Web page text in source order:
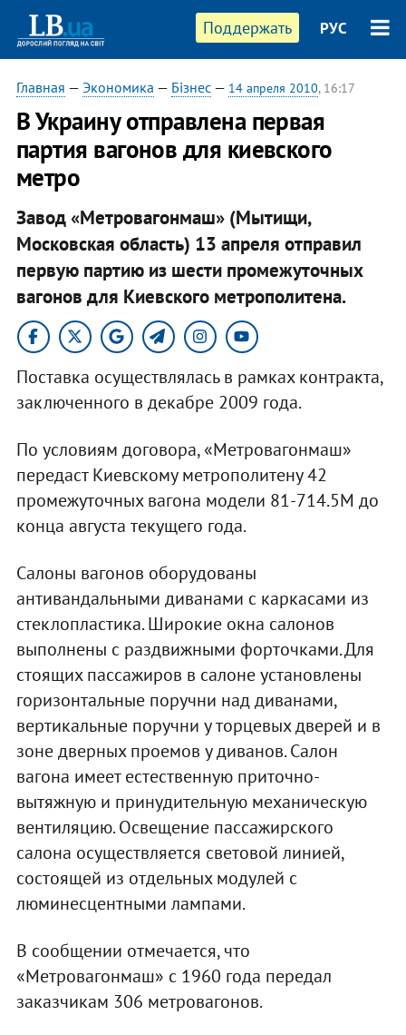
Поддержать РУС
Главная — Экономика — Бізнес— 14 апреля 2010, 16:17
В Украину отправлена первая
партия вагонов для киевского
метро
Завод «Метровагонмаш» (Мытищи,
Московская область) 13 апреля отправил
первую партию из шести промежуточных
вагонов для Киевского метрополитена.
Поставка осуществлялась в рамках контракта,
заключенного в декабре 2009 года.
По условиям договора, «Метровагонмаш»
передаст Киевскому метрополитену 42
промежуточных вагона модели 81-714.5М до
конца августа текущего года.
Салоны вагонов оборудованы
антивандальными диванами с каркасами из
стеклопластика. Широкие окна салонов
выполнены с раздвижными форточками. Для
стоящих пассажиров в салоне установлены
горизонтальные поручни над диванами,
вертикальные поручни у торцевых дверей и в
зоне дверных проемов у диванов. Салон
вагона имеет естественную приточно-
вытяжную и принудительную механическую
вентиляцию. Освещение пассажирского
салона осуществляется световой линией,
состоящей из отдельных модулей с
люминесцентными лампами.
В сообщении отмечается, что
«Метровагонмаш» с 1960 года передал
заказчикам 306 метровагонов.